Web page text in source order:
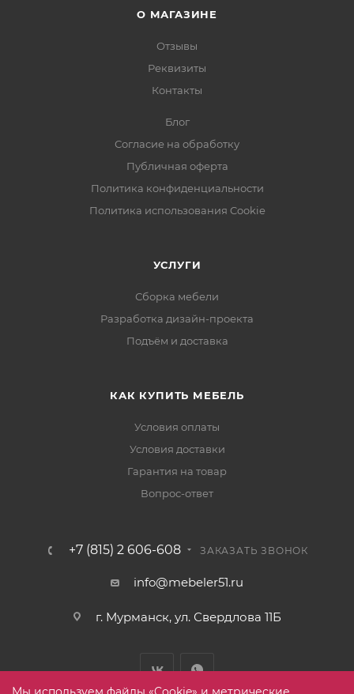
О МАГАЗИНЕ
Отзывы
Реквизиты
Контакты
Блог
Согласие на обработку
Публичная оферта
Политика конфиденциальности
Политика использования Cookie
УСЛУГИ
Сборка мебели
Разработка дизайн-проекта
Подъём и доставка
КАК КУПИТЬ МЕБЕЛЬ
Условия оплаты
Условия доставки
Гарантия на товар
Вопрос-ответ
+7 (815) 2 606-608 ЗАКАЗАТЬ ЗВОНОК
info@mebeler51.ru
г. Мурманск, ул. Свердлова 11Б